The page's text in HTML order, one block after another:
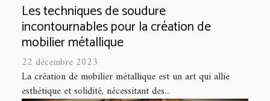
Les techniques de soudure
incontournables pour la création de
mobilier métallique
22 décembre 2023
La création de mobilier métallique est un art qui allie
esthétique et solidité, nécessitant des...